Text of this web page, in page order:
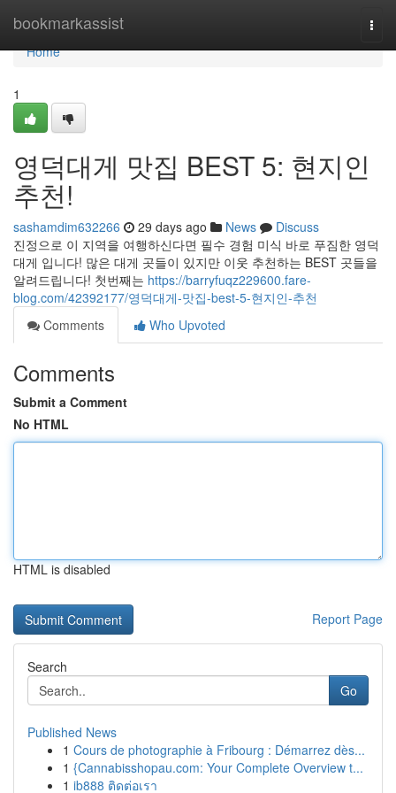
bookmarkassist
Home
Home
1
영덕대게 맛집 BEST 5: 현지인
추천!
sashamdim632266 29 days ago News
Discuss
진정으로 이 지역을 여행하신다면 필수 경험 미식 바로 푸짐한 영덕
대게 입니다! 많은 대게 곳들이 있지만 이웃 추천하는 BEST 곳들을
알려드립니다! 첫번째는 https://barryfuqz229600.fare-
blog.com/42392177/영덕대게-맛집-best-5-현지인-추천
Comments
Who Upvoted
Comments
Submit a Comment
No HTML
HTML is disabled
Report Page
Search
Go
Published News
1 Cours de photographie à Fribourg : Démarrez dès...
1 {Cannabisshopau.com: Your Complete Overview t...
1 ib888 ติดต่อเรา